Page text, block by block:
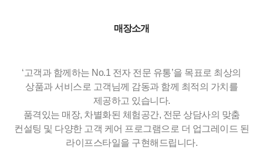
매장소개
‘고객과 함께하는 No.1 전자 전문 유통’을 목표로 최상의
상품과 서비스로 고객님께 감동과 함께 최적의 가치를
제공하고 있습니다.
품격있는 매장, 차별화된 체험공간, 전문 상담사의 맞춤
컨설팅 및 다양한 고객 케어 프로그램으로 더 업그레이드 된
라이프스타일을 구현해드립니다.